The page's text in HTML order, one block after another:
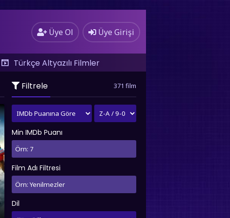
Üye Ol Üye Girişi
Türkçe Altyazılı Filmler
Filtrele 371 film
Min IMDb Puanı
Film Adı Filtresi
Dil